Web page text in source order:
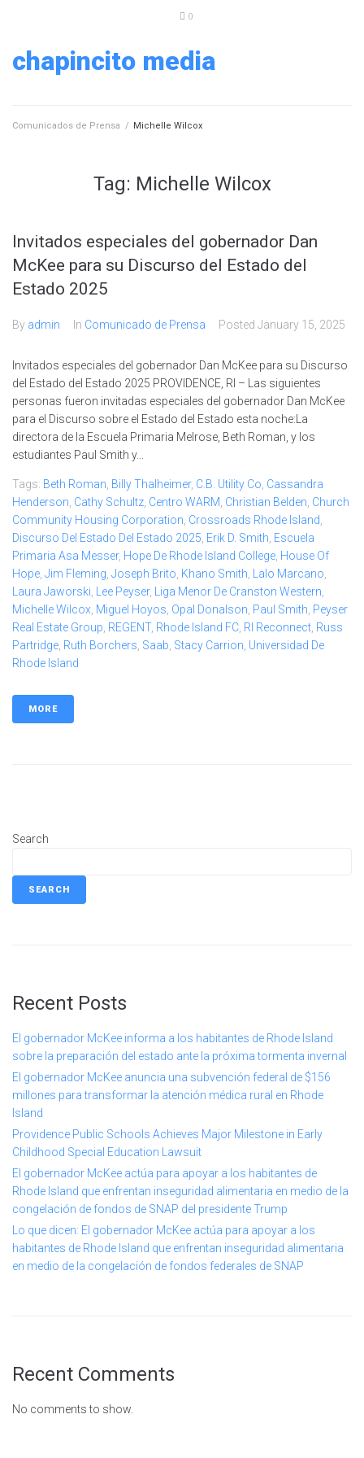
0
chapincito media
Comunicados de Prensa / Michelle Wilcox
Tag: Michelle Wilcox
Invitados especiales del gobernador Dan
McKee para su Discurso del Estado del
Estado 2025
By admin In Comunicado de Prensa Posted January 15, 2025
Invitados especiales del gobernador Dan McKee para su Discurso
del Estado del Estado 2025 PROVIDENCE, RI – Las siguientes
personas fueron invitadas especiales del gobernador Dan McKee
para el Discurso sobre el Estado del Estado esta noche:La
directora de la Escuela Primaria Melrose, Beth Roman, y los
estudiantes Paul Smith y...
Tags: Beth Roman Billy Thalheimer, C.B. Utility Co Cassandra
Henderson Cathy Schultz Centro WARM Christian Belden Church
Community Housing Corporation Crossroads Rhode Island
Discurso Del Estado Del Estado 2025 Erik D. Smith Escuela
Primaria Asa Messer, Hope De Rhode Island College House Of
Hope Jim Fleming Joseph Brito Khano Smith Lalo Marcano
Laura Jaworski
Lee Peyser, Liga Menor De Cranston Western
Michelle Wilcox Miguel Hoyos Opal Donalson Paul Smith Peyser
Real Estate Group REGENT, Rhode Island FC RI Reconnect Russ
Partridge Ruth Borchers Saab Stacy Carrion Universidad De
Rhode Island
MORE
Search
SEARCH
Recent Posts
El gobernador McKee informa a los habitantes de Rhode Island
sobre la preparación del estado ante la próxima tormenta invernal
El gobernador McKee anuncia una subvención federal de $156
millones para transformar la atención médica rural en Rhode
Island
Providence Public Schools Achieves Major Milestone in Early
Childhood Special Education Lawsuit
El gobernador McKee actúa para apoyar a los habitantes de
Rhode Island que enfrentan inseguridad alimentaria en medio de la
congelación de fondos de SNAP del presidente Trump
Lo que dicen: El gobernador McKee actúa para apoyar a los
habitantes de Rhode Island que enfrentan inseguridad alimentaria
en medio de la congelación de fondos federales de SNAP
Recent Comments
No comments to show.